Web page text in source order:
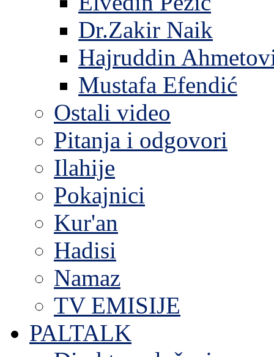
Dr.Zakir Naik
Hajruddin
Mustafa Efendić
Ostali video
Pitanja i odgovori
Ilahije
Pokajnici
Kur'an
Hadisi
Namaz
TV EMISIJE
PALTALK